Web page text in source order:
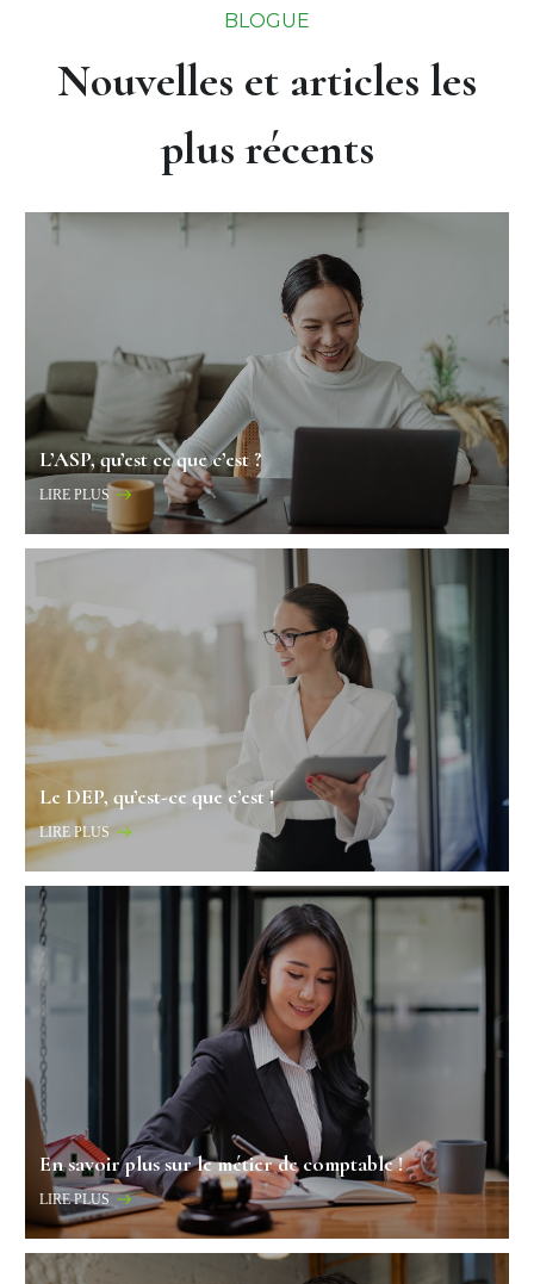
BLOGUE
Nouvelles et articles les
plus récents
L’ASP, qu’est ce que c’est ?
LIRE PLUS
Le DEP, qu’est-ce que c’est !
LIRE PLUS
En savoir plus sur le métier de comptable !
LIRE PLUS